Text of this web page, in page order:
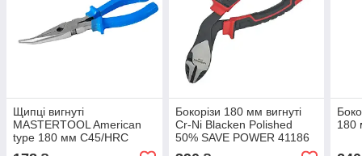
Щипці вигнуті
MASTERTOOL American
type 180 мм C45/HRC
Бокорізи 180 мм вигнуті
Cr-Ni Blacken Polished
50% SAVE POWER 41186
180